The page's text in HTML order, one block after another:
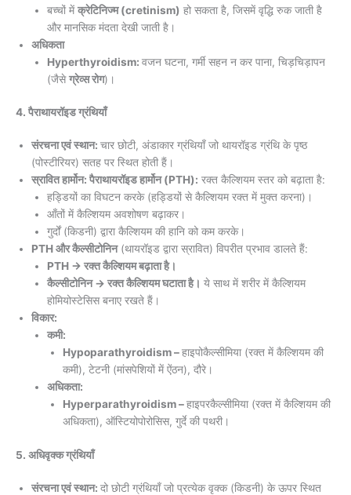
बच्चों मेंक्रेटिनिज्म (cretinism) हो सकता है, जिसमें वृद्धि रुक जाती है
और मानसिक मंदता देखी जाती है।
अधिकता
Hyperthyroidism: वजन घटना, गर्मी सहन न कर पाना, चिड़चिड़ापन
(जैसेग्रेव्स रोग)।
4. पैराथायरॉइड ग्रंथियाँ
संरचना एवं स्थान: चार छोटी, अंडाकार ग्रंथियाँ जो थायरॉइड ग्रंथि के पृष्ठ
(पोस्टीरियर) सतह पर स्थित होती हैं।
स्रावित हार्मोन: पैराथायरॉइड हार्मोन (PTH): रक्त कैल्शियम स्तर को बढ़ाता है:
हड्डियों का विघटन करके (हड्डियों से कैल्शियम रक्त में मुक्त करना)।
आँतों में कैल्शियम अवशोषण बढ़ाकर।
गुर्दों (किडनी) द्वारा कैल्शियम की हानि को कम करके।
PTH और कैल्सीटोनिन(थायरॉइड द्वारा स्रावित) विपरीत प्रभाव डालते हैं:
PTH → रक्त कैल्शियम बढ़ाता है।
कैल्सीटोनिन → रक्त कैल्शियम घटाता है। ये साथ में शरीर में कैल्शियम
होमियोस्टेसिस बनाए रखते हैं।
विकार:
कमी:
Hypoparathyroidism –हाइपोकैल्सीमिया (रक्त में कैल्शियम की
कमी), टेटनी (मांसपेशियों में ऐंठन), दौरे।
अधिकता:
Hyperparathyroidism –हाइपरकैल्सीमिया (रक्त में कैल्शियम की
अधिकता), ऑस्टियोपोरोसिस, गुर्दे की पथरी।
5. अधिवृक्क ग्रंथियाँ
संरचना एवं स्थान: दो छोटी ग्रंथियाँ जो प्रत्येक वृक्क (किडनी) के ऊपर स्थित